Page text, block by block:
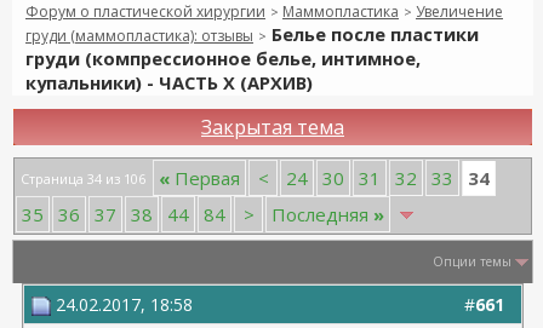
Форум о пластической хирургии > Маммопластика > Увеличение
груди (маммопластика): отзывы > Белье после пластики
груди (компрессионное белье, интимное,
купальники) - ЧАСТЬ Х (АРХИВ)
Закрытая тема
Страница 34 из 106 « Первая < 24 30 31 32 33
34
35
36 37 38 44 84 > Последняя »
Опции темы
#661
24.02.2017, 18:58